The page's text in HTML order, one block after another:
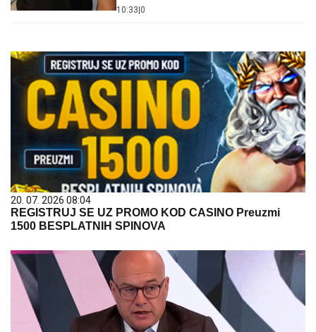
10:33 0
20. 07. 2026 08:04
REGISTRUJ SE UZ PROMO KOD CASINO Preuzmi
1500 BESPLATNIH SPINOVA